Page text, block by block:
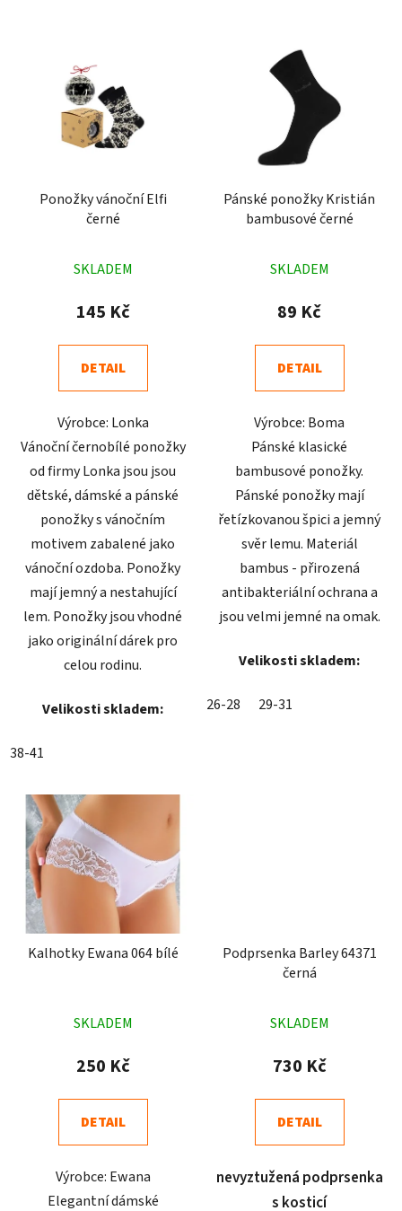
Ponožky vánoční Elfi
černé
hodnocení
produktu
5,0
z
hvězdiček.
SKLADEM
145 Kč
DETAIL
Výrobce: Lonka
Vánoční černobílé ponožky
od firmy Lonka jsou jsou
dětské, dámské a pánské
ponožky s vánočním
motivem zabalené jako
vánoční ozdoba. Ponožky
mají jemný a nestahující
lem. Ponožky jsou vhodné
jako originální dárek pro
celou rodinu.
Velikosti skladem:
38-41
Pánské ponožky Kristián
bambusové černé
hodnocení
produktu
5,0
z
hvězdiček.
SKLADEM
89 Kč
DETAIL
Výrobce: Boma
Pánské klasické
bambusové ponožky.
Pánské ponožky mají
řetízkovanou špici a jemný
svěr lemu. Materiál
bambus - přirozená
antibakteriální ochrana a
jsou velmi jemné na omak.
Velikosti skladem:
26-28 29-31
Kalhotky Ewana 064 bílé
hodnocení
produktu
5,0
z
hvězdiček.
SKLADEM
250 Kč
DETAIL
Výrobce: Ewana
Elegantní dámské
Podprsenka Barley 64371
černá
hodnocení
produktu
5,0
z
hvězdiček.
SKLADEM
730 Kč
DETAIL
nevyztužená podprsenka
s kosticí